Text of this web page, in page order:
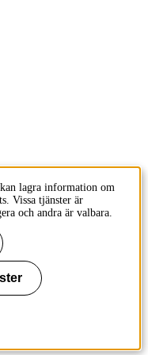
lagra information om
Vissa tjänster är
och andra är valbara.